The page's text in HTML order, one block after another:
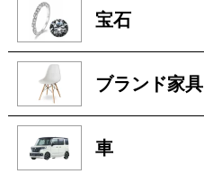
宝石
ブランド家具
車